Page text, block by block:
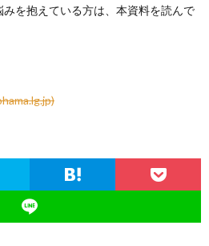
を抱えている方は、本資料を読んで